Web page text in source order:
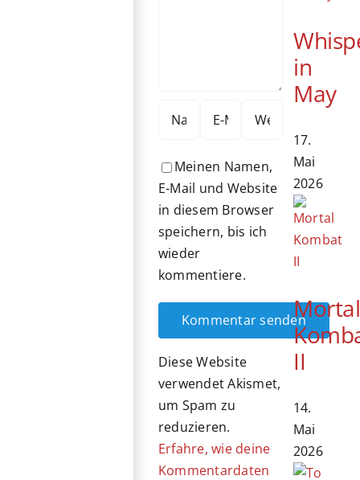
Meinen Namen,
E-Mail und Website
in diesem Browser
speichern, bis ich
wieder
kommentiere.
Diese Website
verwendet Akismet,
um Spam zu
reduzieren.
Erfahre, wie deine
Kommentardaten
in
May
17.
Mai
2026
Mortal
II
14.
Mai
2026